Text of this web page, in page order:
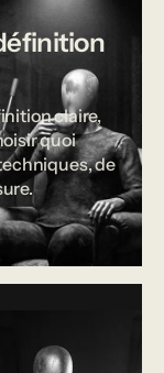
claire,
quoi
de